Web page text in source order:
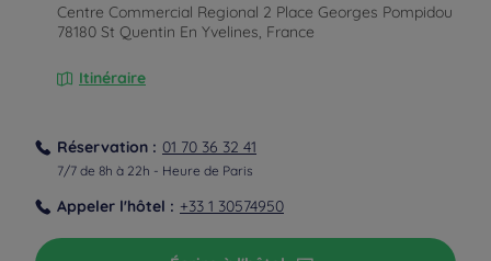
Centre Commercial Regional 2 Place Georges Pompidou
78180 St Quentin En Yvelines, France
Itinéraire
Réservation : 01 70 36 32 41
7/7 de 8h à 22h - Heure de Paris
Appeler l'hôtel : +33 1 30574950